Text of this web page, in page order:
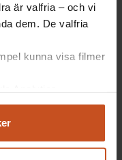
är valfria – och vi
dem. De valfria
kunna visa filmer
riktad information
genom att
mobbning
mobbning